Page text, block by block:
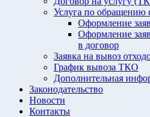
Услуга по
Оформление
Оформление
в договор
Заявка на вывоз
График вывоза ТКО
Дополнительная
Законодательство
Новости
Контакты